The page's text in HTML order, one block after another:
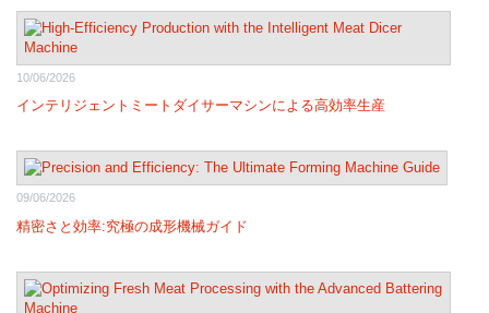
10/06/2026
インテリジェントミートダイサーマシンによる高効率生産
09/06/2026
精密さと効率:究極の成形機械ガイド